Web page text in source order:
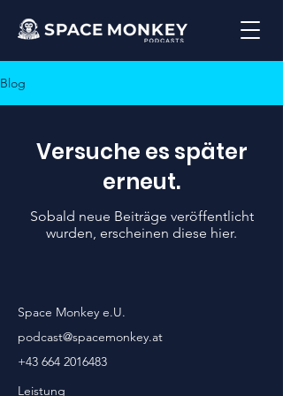
Blog
Versuche es später
erneut.
Sobald neue Beiträge veröffentlicht
wurden, erscheinen diese hier.
Space Monkey e.U.
podcast@spacemonkey.at
+43 664 2016483
Leistung